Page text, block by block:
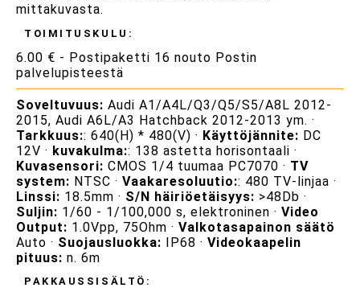
mittakuvasta.
TOIMITUSKULU:
6.00 € - Postipaketti 16 nouto Postin
palvelupisteestä
Soveltuvuus: Audi A1/A4L/Q3/Q5/S5/A8L 2012-
2015, Audi A6L/A3 Hatchback 2012-2013 ym. ·
Tarkkuus:: 640(H) * 480(V) · Käyttöjännite: DC
12V · kuvakulma:: 138 astetta horisontaali ·
Kuvasensori: CMOS 1/4 tuumaa PC7070 · TV
system: NTSC · Vaakaresoluutio:: 480 TV-linjaa ·
Linssi: 18.5mm · S/N häiriöetäisyys: >48Db ·
Suljin: 1/60 - 1/100,000 s, elektroninen · Video
Output: 1.0Vpp, 75Ohm · Valkotasapainon säätö
Auto · Suojausluokka: IP68 · Videokaapelin
pituus: n. 6m
PAKKAUSSISÄLTÖ: